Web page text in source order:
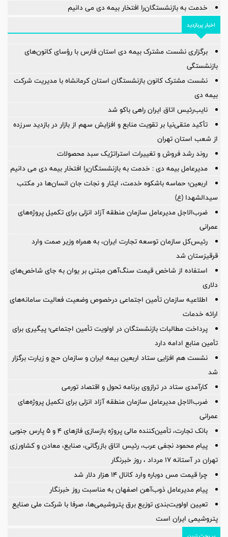
خدمت به بازنشستگان‌را افتخار بیمه دی می دانیم
اخبار پربازدید
برگزاری نشست مشترک بیمه دی استان فارس با رؤسای کانون‌های
بازنشستگی
نشست مشترک کانون بازنشستگان استان کرمانشاه با مدیریت شرکت
بیمه دی
نایب‌رئیس اتاق ایران راهی باکو شد
تأکید متقی‌نیا بر تقویت منابع و افزایش سهم از بازار در بازدید سرزده
از شعب استان تهران
روند رشد فروش و تغییرات استراتژیک سبد محصولات
مدیرعامل بیمه دی : خدمت به بازنشستگان‌را افتخار بیمه دی می دانیم
اربعین؛ حماسه باشکوه خدمت، ایثار و نجات جان انسان‌ها در مکتب
سیدالشهدا (ع)
ضرب‌الاجل مدیرعامل سازمان منطقه آزاد انزلی برای تكمیل پروژه‌های
عمرانی
رئیس‌کل سازمان توسعه تجارت ایران، به همراه وزیر صمت وارد
قرقیزستان شد
استفاده از شاخص قیمت سنگ‌آهن مبتنی بر یوان به جای شاخص‌های
دلاری
اطلاعیه سازمان تأمین اجتماعی درخصوص وضعیت فعالیت سامانه‌های
ارائه خدمات
پرداخت مطالبات بازنشستگان در اولویت تأمین اجتماعی؛ پیگیری برای
تأمین منابع ادامه دارد
نشست هم افزایی ستاد اربعین بیمه ایران و سازمان حج و زیارت برگزار
شد
کارآمدی ستاد در ترازوی برنامه تحول و اقتصاد تورمی
ضرب‌الاجل مدیرعامل سازمان منطقه آزاد انزلی برای تكمیل پروژه‌های
عمرانی
بانک تجارت، تأمین‌کننده مالی پروژه بازسازی فازهای ۴ و ۵ پارس جنوبی
پیام محمود نجفی عرب، رئیس اتاق بازرگانی، صنایع، معادن و کشاورزی
تهران در آستانه 17 مرداد ، روز خبرنگار
چرا قیمت مس دوباره وارد کانال ۱۴ هزار دلار شد
پیام مدیرعامل ذوب‌آهن اصفهان به مناسبت روز خبرنگار
تعیین اولویت‌بندی توزیع برق پتروشیمی‌ها، صرفا با شرکت ملی صنایع
پتروشیمی ایران است